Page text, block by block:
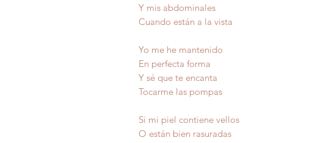
Y mis abdominales
Cuando están a la vista
Yo me he mantenido
En perfecta forma
Y sé que te encanta
Tocarme las pompas
Si mi piel contiene vellos
O están bien rasuradas